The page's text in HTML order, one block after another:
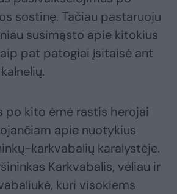
sostinę. Tačiau pastaruoju
susimąsto apie kitokius
pat patogiai įsitaisė ant
po kito ėmė rastis herojai
apie nuotykius
karkvabalių karalystėje.
Karkvabalis, vėliau ir
kuri visokiems